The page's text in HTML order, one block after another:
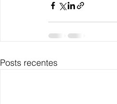
Posts recentes